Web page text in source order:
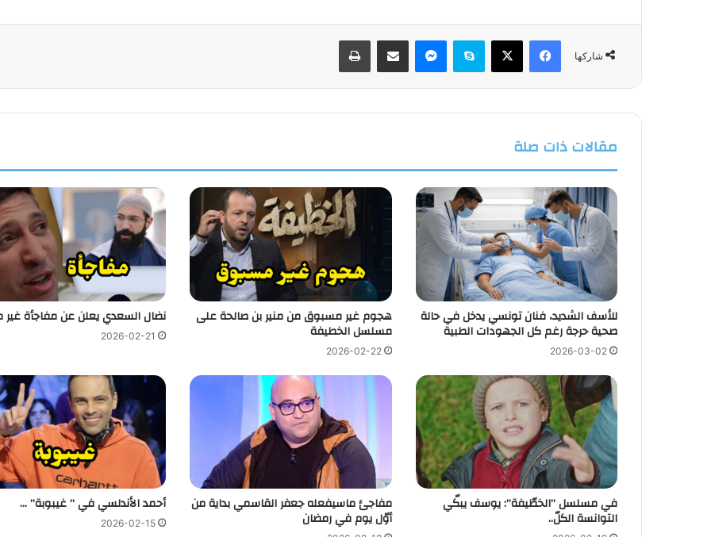
شاركها
فيسبوك سكايب
مقالات ذات صلة
للأسف الشديد، فنان تونسي يدخل في حالة
صحية حرجة رغم كل الجهودات الطبية
2026-03-02
هجوم غير مسبوق من منير بن صالحة على
مسلسل الخطيفة
2026-02-22
نضال السعدي يعلن عن مفاجأة
2026-02-21
في مسلسل ”الخطّيفة”: يوسف يبكّي
التوانسة الكلّ..
مفاجئ ماسيفعله جعفر القاسمي بداية من
أوّل يوم في رمضان
أحمد الأندلسي في ” غيبوبة” …
2026-02-15